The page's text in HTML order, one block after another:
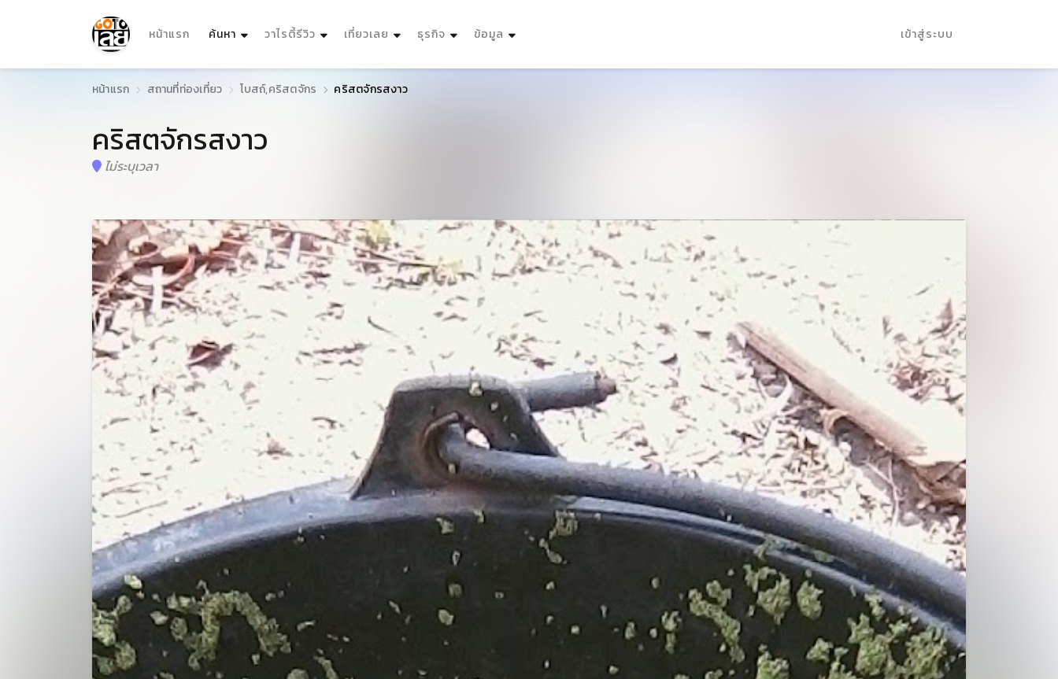
หน้าแรก ค้นหา (current)วาไรตี้รีวิว เที่ยวเลย ธุรกิจ ข้อมูล เข้าสู่ระบบ
หน้าแรก สถานที่ท่องเที่ยว โบสถ์,คริสตจักร คริสตจักรสงาว
คริสตจักรสงาว
ไม่ระบุเวลา